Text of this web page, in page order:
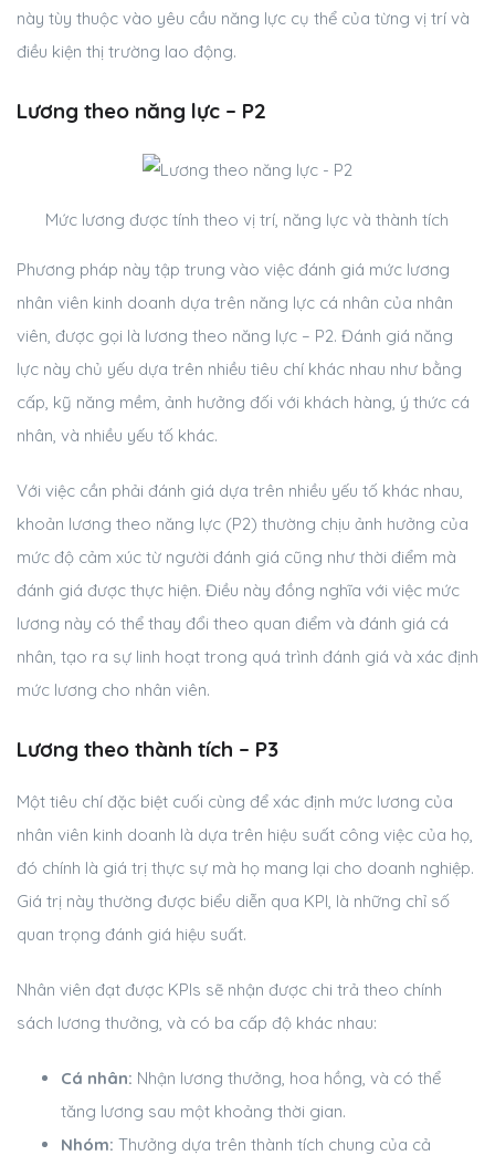
này tùy thuộc vào yêu cầu năng lực cụ thể của từng vị trí và
điều kiện thị trường lao động.
Lương theo năng lực – P2
Mức lương được tính theo vị trí, năng lực và thành tích
Phương pháp này tập trung vào việc đánh giá mức lương
nhân viên kinh doanh dựa trên năng lực cá nhân của nhân
viên, được gọi là lương theo năng lực – P2. Đánh giá năng
lực này chủ yếu dựa trên nhiều tiêu chí khác nhau như bằng
cấp, kỹ năng mềm, ảnh hưởng đối với khách hàng, ý thức cá
nhân, và nhiều yếu tố khác.
Với việc cần phải đánh giá dựa trên nhiều yếu tố khác nhau,
khoản lương theo năng lực (P2) thường chịu ảnh hưởng của
mức độ cảm xúc từ người đánh giá cũng như thời điểm mà
đánh giá được thực hiện. Điều này đồng nghĩa với việc mức
lương này có thể thay đổi theo quan điểm và đánh giá cá
nhân, tạo ra sự linh hoạt trong quá trình đánh giá và xác định
mức lương cho nhân viên.
Lương theo thành tích – P3
Một tiêu chí đặc biệt cuối cùng để xác định mức lương của
nhân viên kinh doanh là dựa trên hiệu suất công việc của họ,
đó chính là giá trị thực sự mà họ mang lại cho doanh nghiệp.
Giá trị này thường được biểu diễn qua KPI, là những chỉ số
quan trọng đánh giá hiệu suất.
Nhân viên đạt được KPIs sẽ nhận được chi trả theo chính
sách lương thưởng, và có ba cấp độ khác nhau:
Cá nhân: Nhận lương thưởng, hoa hồng, và có thể
tăng lương sau một khoảng thời gian.
Nhóm: Thưởng dựa trên thành tích chung của cả